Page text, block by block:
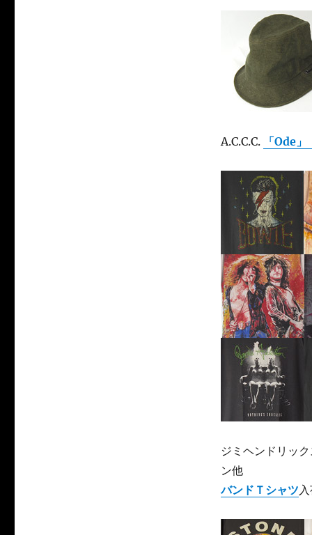
A.C.C.C. 「Ode
ジミヘンドリッ
ン他
バンドＴシャツ